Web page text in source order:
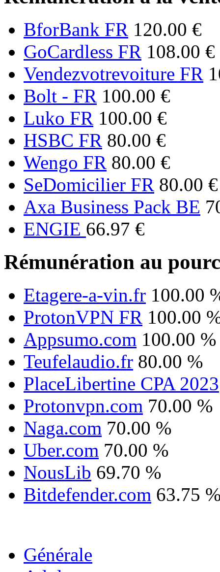
BforBank FR 120.00 €
GoCardless FR 108.00 €
Vendezvotrevoiture FR
Bolt - FR 100.00 €
Luko FR 100.00 €
HSBC FR 80.00 €
Wengo FR 80.00 €
SeDomicilier FR 80.00 €
Axa Business Pack BE
ENGIE 66.97 €
Rémunération au
Etagere-a-vin.fr 100.00
ProtonVPN FR 100.00
Appsumo.com 100.00 %
Teufelaudio.fr 80.00 %
PlaceLibertine CPA 2023
Protonvpn.com 70.00 %
Naga.com 70.00 %
Uber.com 70.00 %
NousLib 69.70 %
Bitdefender.com 63.75
Générale